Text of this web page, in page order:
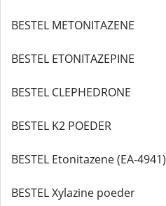
BESTEL METONITAZENE
BESTEL ETONITAZEPINE
BESTEL CLEPHEDRONE
BESTEL K2 POEDER
BESTEL Etonitazene (EA-4941)
BESTEL Xylazine poeder